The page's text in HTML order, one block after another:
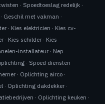
· Spoedtoeslag redelijk ·
· Geschil met vakman ·
· Kies elektricien · Kies cv-
· Kies schilder · Kies
installateur · Nep
· Spoed diensten
· Oplichting airco ·
· Oplichting dakdekker ·
· Oplichting keuken ·